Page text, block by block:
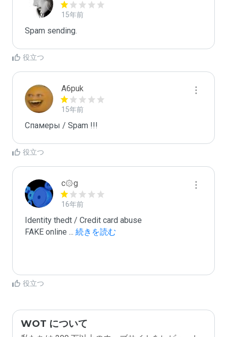
15年前
Spam sending.
役立つ
A6puk
15年前
Спамеры / Spam !!!
役立つ
c۞g
16年前
Identity thedt / Credit card abuse
FAKE online ... 続きを読む
役立つ
WOT について